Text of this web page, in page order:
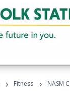
› Fitness › NASM